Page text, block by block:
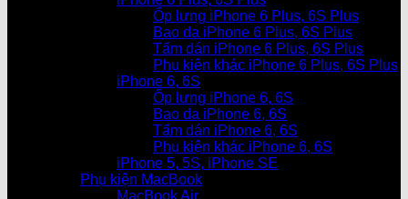
Ốp lưng iPhone 6 Plus, 6S Plus
Bao da iPhone 6 Plus, 6S Plus
Tấm dán iPhone 6 Plus, 6S Plus
Phụ kiện khác iPhone 6 Plus, 6S Plus
iPhone 6, 6S
Ốp lưng iPhone 6, 6S
Bao da iPhone 6, 6S
Tấm dán iPhone 6, 6S
Phụ kiện khác iPhone 6, 6S
iPhone 5, 5S, iPhone SE
Phụ kiện MacBook
MacBook Air